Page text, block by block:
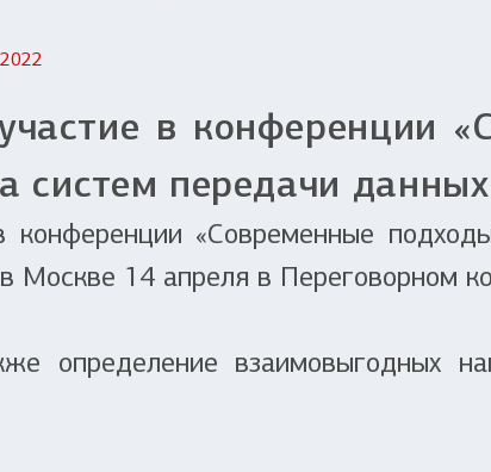
в конференции
систем передачи
«Современные
Москве 14 апреля в Переговорном
определение взаимовыгодных